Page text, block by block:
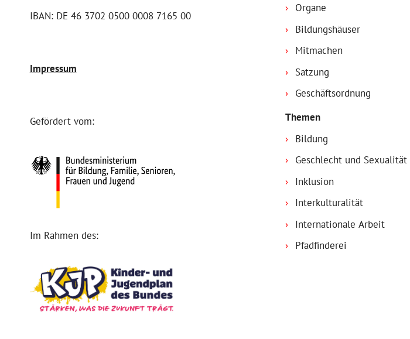
IBAN: DE 46 3702 0500 0008 7165 00
Impressum
Gefördert vom:
Im Rahmen des:
Organe
Bildungshäuser
Mitmachen
Satzung
Geschäftsordnung
Themen
Bildung
Geschlecht und Sexualität
Inklusion
Interkulturalität
Internationale Arbeit
Pfadfinderei